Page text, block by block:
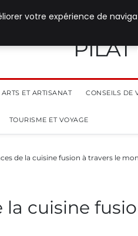
PILAT
ARTS ET ARTISANAT CONSEILS DE
TOURISME ET VOYAGE
de la cuisine fusion à travers le
la cuisine
votre expérience de